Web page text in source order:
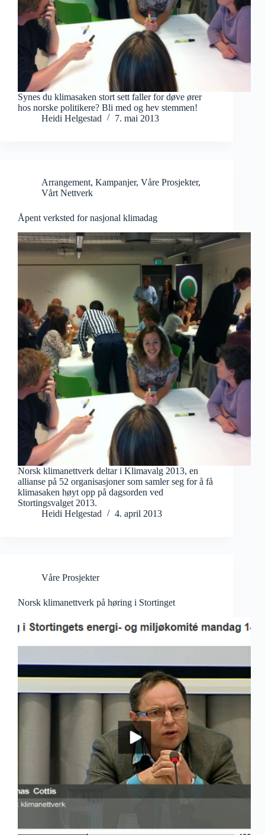
Synes du klimasaken stort sett faller for døve ører
hos norske politikere? Bli med og hev stemmen!
Heidi Helgestad
7. mai 2013
Arrangement, Kampanjer, Våre Prosjekter,
Vårt Nettverk
Åpent verksted for nasjonal klimadag
Norsk klimanettverk deltar i Klimavalg 2013, en
allianse på 52 organisasjoner som samler seg for å få
klimasaken høyt opp på dagsorden ved
Stortingsvalget 2013.
Heidi Helgestad
4. april 2013
Våre Prosjekter
Norsk klimanettverk på høring i Stortinget